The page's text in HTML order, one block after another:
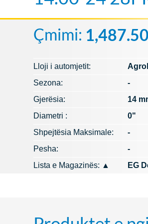
Çmimi:
Lloji i automjetit:
Sezona:
-
Gjerësia:
14
Diametri :
0"
Shpejtësia Maksimale:
-
Pesha:
-
Lista e Magazinës: ▲ EG